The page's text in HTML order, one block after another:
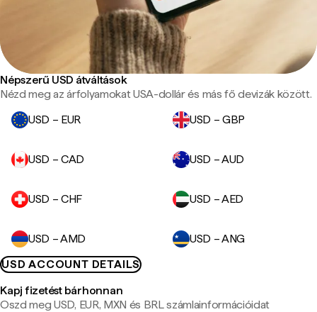
Népszerű USD átváltások
Nézd meg az árfolyamokat USA-dollár és más fő devizák között.
USD – EUR
USD – GBP
USD – CAD USD – AUD
USD – CHF USD – AED
USD – AMD
USD – ANG
USD ACCOUNT DETAILS
Kapj fizetést bárhonnan
Oszd meg USD, EUR, MXN és BRL számlainformációidat